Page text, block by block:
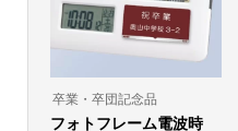
卒業・卒団記念品
フォトフレーム電波時